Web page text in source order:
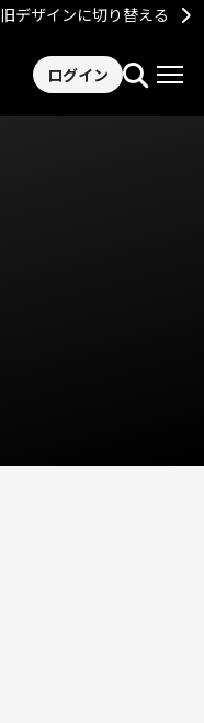
旧デザインに切り替える
ログイン